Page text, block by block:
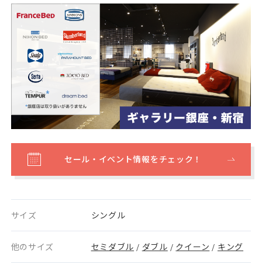
セール・イベント情報をチェック！
サイズ シングル
他のサイズ セミダブル / ダブル / クイーン / キング